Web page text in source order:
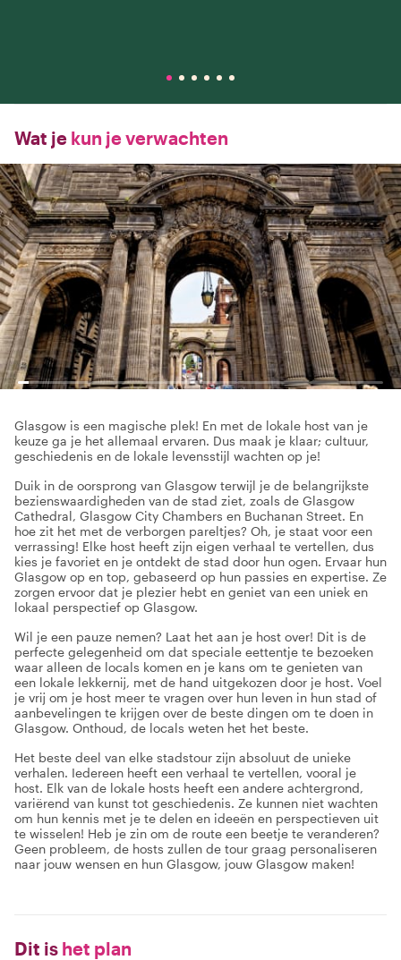
Wat je kun je verwachten
Glasgow is een magische plek! En met de lokale host van je
keuze ga je het allemaal ervaren. Dus maak je klaar; cultuur,
geschiedenis en de lokale levensstijl wachten op je!
Duik in de oorsprong van Glasgow terwijl je de belangrijkste
bezienswaardigheden van de stad ziet, zoals de Glasgow
Cathedral, Glasgow City Chambers en Buchanan Street. En
hoe zit het met de verborgen pareltjes? Oh, je staat voor een
verrassing! Elke host heeft zijn eigen verhaal te vertellen, dus
kies je favoriet en je ontdekt de stad door hun ogen. Ervaar hun
Glasgow op en top, gebaseerd op hun passies en expertise. Ze
zorgen ervoor dat je plezier hebt en geniet van een uniek en
lokaal perspectief op Glasgow.
Wil je een pauze nemen? Laat het aan je host over! Dit is de
perfecte gelegenheid om dat speciale eettentje te bezoeken
waar alleen de locals komen en je kans om te genieten van
een lokale lekkernij, met de hand uitgekozen door je host. Voel
je vrij om je host meer te vragen over hun leven in hun stad of
aanbevelingen te krijgen over de beste dingen om te doen in
Glasgow. Onthoud, de locals weten het het beste.
Het beste deel van elke stadstour zijn absoluut de unieke
verhalen. Iedereen heeft een verhaal te vertellen, vooral je
host. Elk van de lokale hosts heeft een andere achtergrond,
variërend van kunst tot geschiedenis. Ze kunnen niet wachten
om hun kennis met je te delen en ideeën en perspectieven uit
te wisselen! Heb je zin om de route een beetje te veranderen?
Geen probleem, de hosts zullen de tour graag personaliseren
naar jouw wensen en hun Glasgow, jouw Glasgow maken!
Dit is het plan